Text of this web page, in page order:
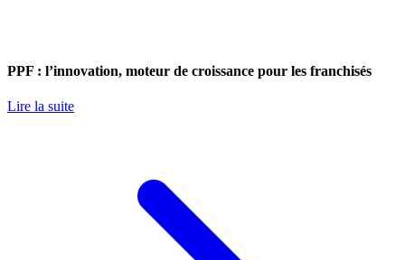
PPF : l’innovation, moteur de croissance pour les franchisés
Lire la suite